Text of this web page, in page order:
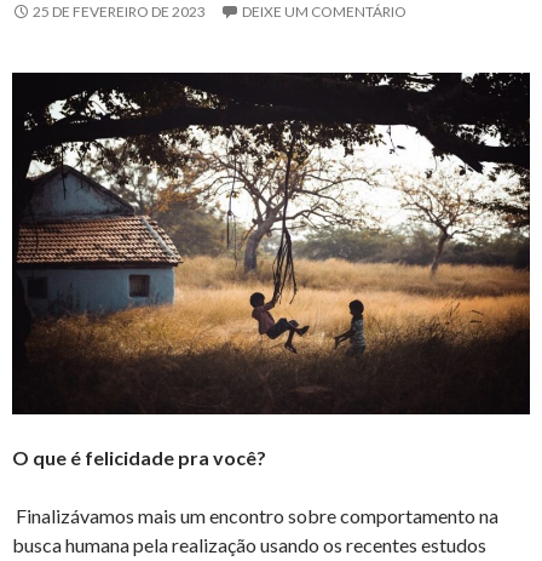
25 DE FEVEREIRO DE 2023 DEIXE UM COMENTÁRIO
O que é felicidade pra você?
Finalizávamos mais um encontro sobre comportamento na
busca humana pela realização usando os recentes estudos